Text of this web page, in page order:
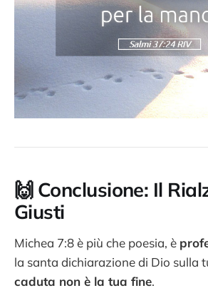
🙌 Conclusione: Il
Giusti
Michea 7:8 è più che poesia, è
la santa dichiarazione di Dio sulla
caduta non è la tua fine.